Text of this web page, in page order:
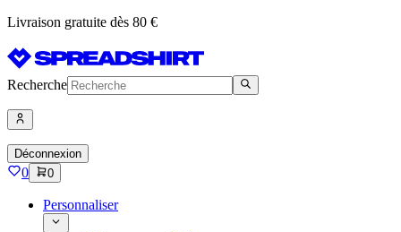
Livraison gratuite dès 80 €
Recherche
Déconnexion
0 0
Personnaliser